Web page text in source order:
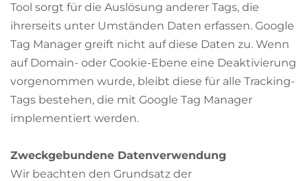
Tool sorgt für die Auslösung anderer Tags, die
ihrerseits unter Umständen Daten erfassen. Google
Tag Manager greift nicht auf diese Daten zu. Wenn
auf Domain- oder Cookie-Ebene eine Deaktivierung
vorgenommen wurde, bleibt diese für alle Tracking-
Tags bestehen, die mit Google Tag Manager
implementiert werden.
Zweckgebundene Datenverwendung
Wir beachten den Grundsatz der